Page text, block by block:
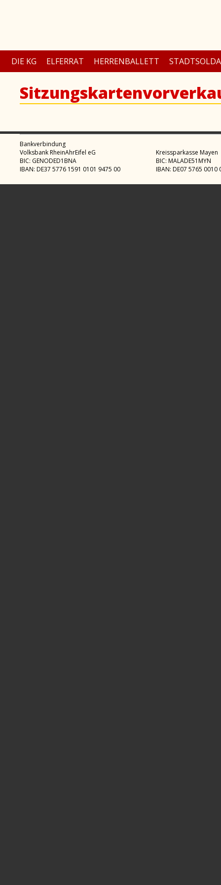
DIE KG ELFERRAT HERRENBALLETT
Bankverbindung
Volksbank RheinAhrEifel eG
BIC: GENODED1BNA
IBAN: DE37 5776 1591 0101 9475 00
Kreissparkasse Mayen
BIC: MALADE51MYN
IBAN: DE07 5765 0010